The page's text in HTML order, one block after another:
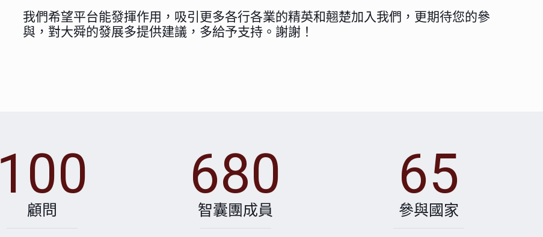
我們希望平台能發揮作用，吸引更多各行各業的精英和翹楚加入我們，更期待您的參
與，對大舜的發展多提供建議，多給予支持。謝謝！
100
顧問
680
智囊團成員
65
參與國家